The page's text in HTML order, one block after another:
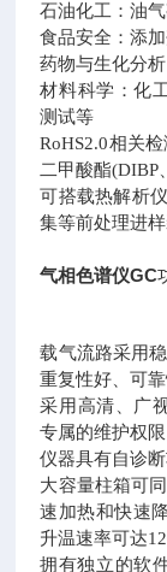
石油化工：油
食品安全：添
药物与生化分
材料科学：化
测试等
RoHS2.0相关
二甲酸酯(DIBP
可搭载热解析
集等前处理进
气相色谱仪GC
载气流路采用
重复性好、可
采用高清、广
专属的维护权
仪器具有自诊
大容量柱箱可
速加热和快速
升温速率可达
拥有独立的软